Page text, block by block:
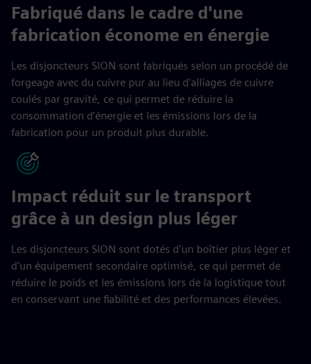
Fabriqué dans le cadre d'une
fabrication économe en énergie
Les disjoncteurs SION sont fabriqués selon un procédé de
forgeage avec du cuivre pur au lieu d'alliages de cuivre
coulés par gravité, ce qui permet de réduire la
consommation d'énergie et les émissions lors de la
fabrication pour un produit plus durable.
Impact réduit sur le transport
grâce à un design plus léger
Les disjoncteurs SION sont dotés d'un boîtier plus léger et
d'un équipement secondaire optimisé, ce qui permet de
réduire le poids et les émissions lors de la logistique tout
en conservant une fiabilité et des performances élevées.